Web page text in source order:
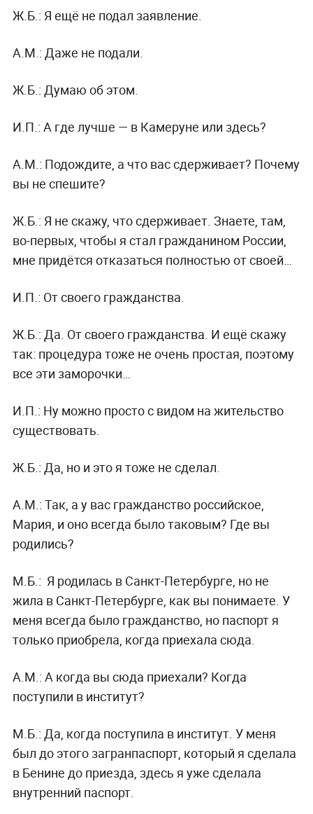
Ж.Б.: Я ещё не подал заявление.
А.М.: Даже не подали.
Ж.Б.: Думаю об этом.
И.П.: А где лучше — в Камеруне или здесь?
А.М.: Подождите, а что вас сдерживает? Почему
вы не спешите?
Ж.Б.: Я не скажу, что сдерживает. Знаете, там,
во-первых, чтобы я стал гражданином России,
мне придётся отказаться полностью от своей…
И.П.: От своего гражданства.
Ж.Б.: Да. От своего гражданства. И ещё скажу
так: процедура тоже не очень простая, поэтому
все эти заморочки…
И.П.: Ну можно просто с видом на жительство
существовать.
Ж.Б.: Да, но и это я тоже не сделал.
А.М.: Так, а у вас гражданство российское,
Мария, и оно всегда было таковым? Где вы
родились?
М.Б.: Я родилась в Санкт-Петербурге, но не
жила в Санкт-Петербурге, как вы понимаете. У
меня всегда было гражданство, но паспорт я
только приобрела, когда приехала сюда.
А.М.: А когда вы сюда приехали? Когда
поступили в институт?
М.Б.: Да, когда поступила в институт. У меня
был до этого загранпаспорт, который я сделала
в Бенине до приезда, здесь я уже сделала
внутренний паспорт.